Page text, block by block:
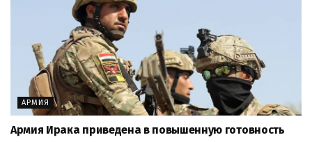
АРМИЯ
Армия Ирака приведена в повышенную готовность